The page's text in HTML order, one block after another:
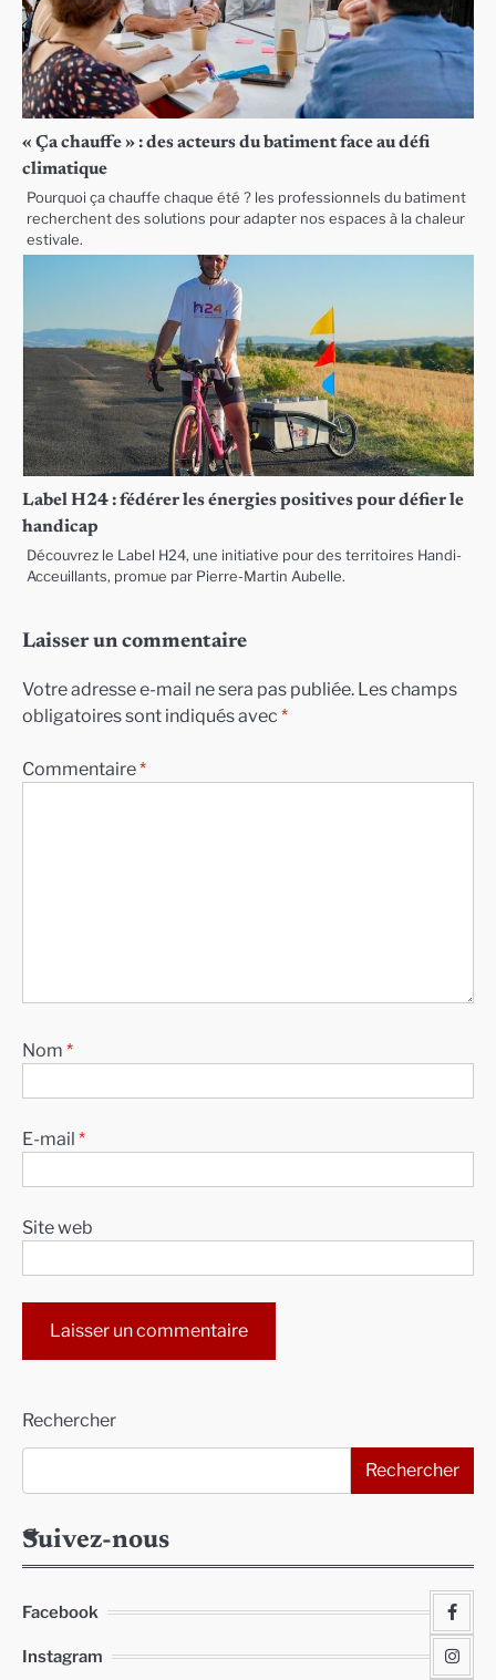
« Ça chauffe » : des acteurs du batiment face au défi
climatique
Pourquoi ça chauffe chaque été ? les professionnels du batiment
recherchent des solutions pour adapter nos espaces à la chaleur
estivale.
Label H24 : fédérer les énergies positives pour défier le
handicap
Découvrez le Label H24, une initiative pour des territoires Handi-
Acceuillants, promue par Pierre-Martin Aubelle.
Laisser un commentaire
Votre adresse e-mail ne sera pas publiée. Les champs
obligatoires sont indiqués avec *
Commentaire*
Nom *
E-mail *
Site web
Rechercher
Rechercher
Suivez-nous
Facebook
Instagram